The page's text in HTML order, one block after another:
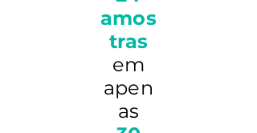
amos
tras
em
apen
as